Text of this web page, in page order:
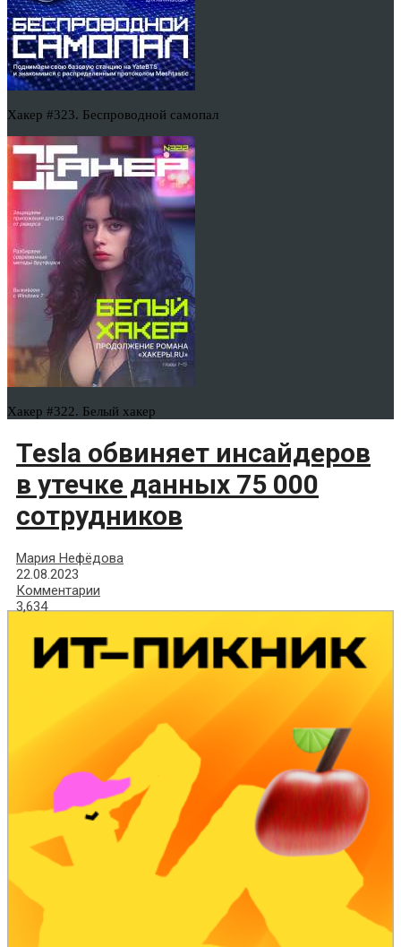
Хакер #323. Беспроводной самопал
Хакер #322. Белый хакер
Tesla обвиняет инсайдеров
в утечке данных 75 000
сотрудников
Мария Нефёдова
22.08.2023
Комментарии
3,634